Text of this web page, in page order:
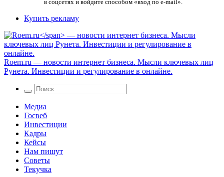
в соцсетях и войдите способом «вход по e-mail».
Купить рекламу
Roem.ru — новости интернет бизнеса. Мысли ключевых лиц
Рунета. Инвестиции и регулирование в онлайне.
Медиа
Госвеб
Инвестиции
Кадры
Кейсы
Нам пишут
Советы
Текучка